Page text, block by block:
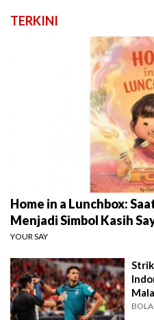
TERKINI
Home in a Lunchbox:
Menjadi Simbol Kasih
YOUR SAY
BOLA